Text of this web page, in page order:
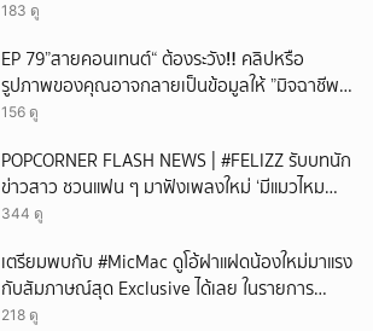
183 ดู
EP 79”สายคอนเทนต์“ ต้องระวัง‼️ คลิปหรือ
รูปภาพของคุณอาจกลายเป็นข้อมูลให้ ”มิจฉาชีพ“
นำไปใช้ได้
156 ดู
POPCORNER FLASH NEWS | #FELIZZ รับบทนัก
ข่าวสาว ชวนแฟน ๆ มาฟังเพลงใหม่ ‘มีแมวไหม
(Catch Me If You Can)’
344 ดู
เตรียมพบกับ #MicMac ดูโอ้ฝาแฝดน้องใหม่มาแรง
กับสัมภาษณ์สุด Exclusive ได้เลย ในรายการ
#POPCORNER เร็ว ๆ นี้
218 ดู